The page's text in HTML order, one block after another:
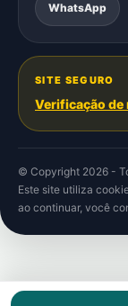
WhatsApp
SITE SEGURO
Verificação de
© Copyright 2026 -
Este site utiliza
ao continuar, você